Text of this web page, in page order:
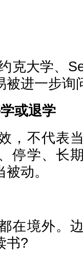
克大学、
被进一步询
或退学
，不代表
停学、长
动。
在境外。
书?